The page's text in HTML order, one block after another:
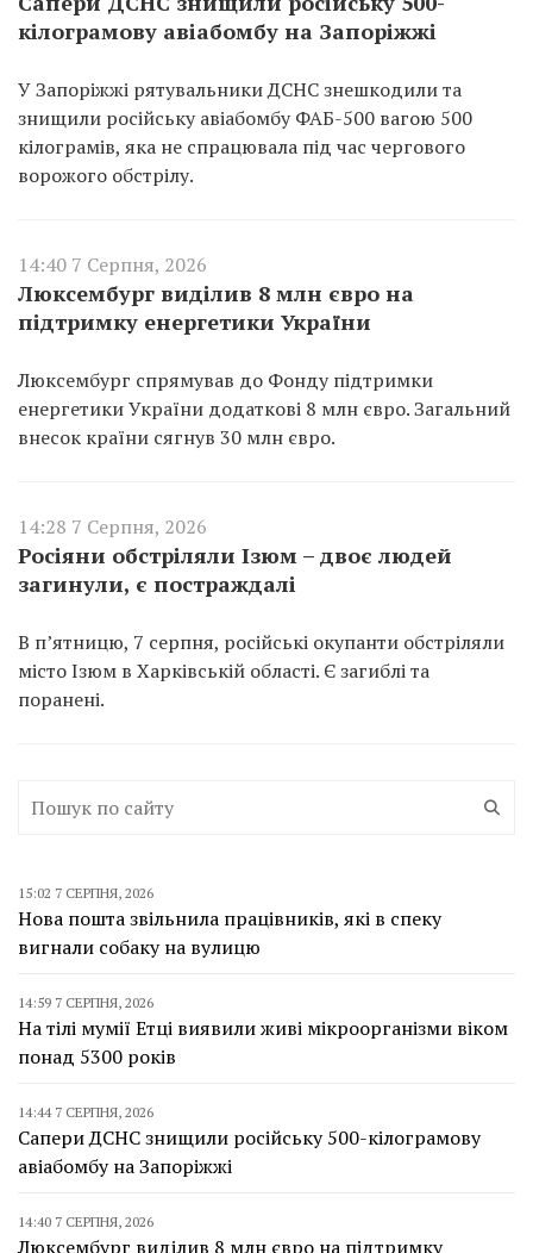
кілограмову авіабомбу на Запоріжжі
У Запоріжжі рятувальники ДСНС знешкодили та
знищили російську авіабомбу ФАБ-500 вагою 500
кілограмів, яка не спрацювала під час чергового
ворожого обстрілу.
14:40 7 Серпня, 2026
Люксембург виділив 8 млн євро на
підтримку енергетики України
Люксембург спрямував до Фонду підтримки
енергетики України додаткові 8 млн євро. Загальний
внесок країни сягнув 30 млн євро.
14:28 7 Серпня, 2026
Росіяни обстріляли Ізюм – двоє людей
загинули, є постраждалі
В п’ятницю, 7 серпня, російські окупанти обстріляли
місто Ізюм в Харківській області. Є загиблі та
поранені.
15:02 7 СЕРПНЯ, 2026
Нова пошта звільнила працівників, які в спеку
вигнали собаку на вулицю
14:59 7 СЕРПНЯ, 2026
На тілі мумії Етці виявили живі мікроорганізми віком
понад 5300 років
14:44 7 СЕРПНЯ, 2026
Сапери ДСНС знищили російську 500-кілограмову
авіабомбу на Запоріжжі
14:40 7 СЕРПНЯ, 2026
Люксембург виділив 8 млн євро на підтримку